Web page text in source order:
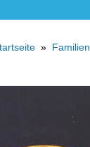
Familien